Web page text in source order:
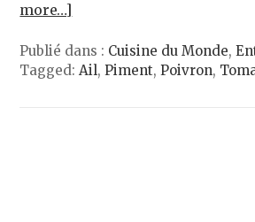
more…]
Publié dans : Cuisine du Monde,
Tagged:Ail,Piment,Poivron,